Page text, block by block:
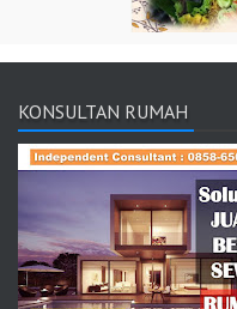
KONSULTAN RUMAH